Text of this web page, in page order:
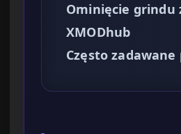
Ominięcie grindu
XMODhub
Często